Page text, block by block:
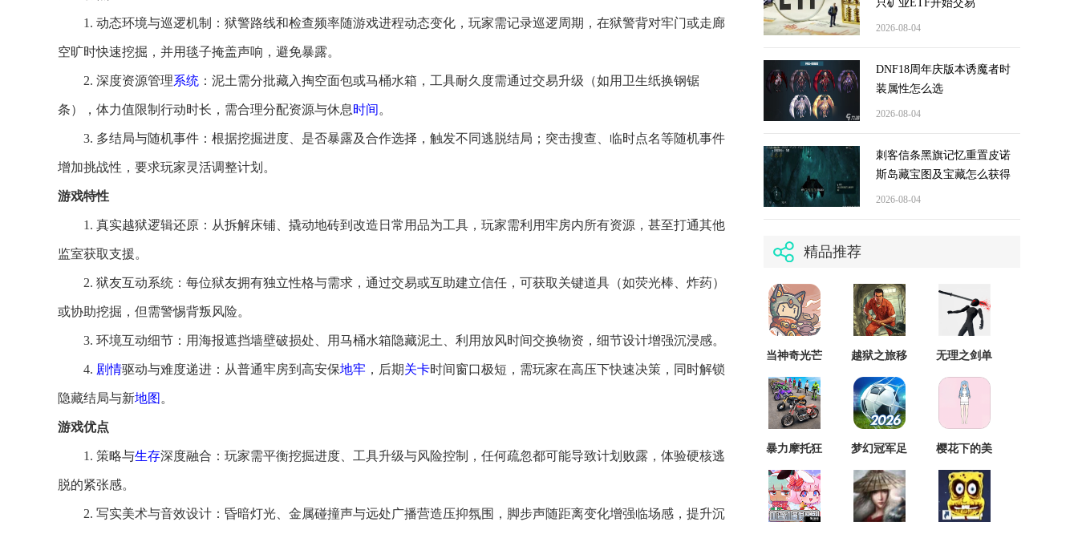
1. 动态环境与巡逻机制：狱警路线和检查频率随游戏进程动态变化，玩家需记录巡逻周期，在狱警背对牢门或走廊
空旷时快速挖掘，并用毯子掩盖声响，避免暴露。
2. 深度资源管理系统 ：泥土需分批藏入掏空面包或马桶水箱，工具耐久度需通过交易升级（如用卫生纸换钢锯
条），体力值限制行动时长，需合理分配资源与休息时间 。
3. 多结局与随机事件：根据挖掘进度、是否暴露及合作选择，触发不同逃脱结局；突击搜查、临时点名等随机事件
增加挑战性，要求玩家灵活调整计划。
游戏特性
1. 真实越狱逻辑还原：从拆解床铺、撬动地砖到改造日常用品为工具，玩家需利用牢房内所有资源，甚至打通其他
监室获取支援。
2. 狱友互动系统：每位狱友拥有独立性格与需求，通过交易或互助建立信任，可获取关键道具（如荧光棒、炸药）
或协助挖掘，但需警惕背叛风险。
3. 环境互动细节：用海报遮挡墙壁破损处、用马桶水箱隐藏泥土、利用放风时间交换物资，细节设计增强沉浸感。
4. 剧情驱动与难度递进：从普通牢房到高安保地牢 ，后期关卡时间窗口极短，需玩家在高压下快速决策，同时解锁
隐藏结局与新地图 。
游戏优点
1. 策略与生存深度融合：玩家需平衡挖掘进度、工具升级与风险控制，任何疏忽都可能导致计划败露，体验硬核逃
脱的紧张感。
2. 写实美术与音效设计：昏暗灯光、金属碰撞声与远处广播营造压抑氛围，脚步声随距离变化增强临场感，提升沉
只矿业ETF开始交易
2026-08-04
DNF18周年庆版本诱魔者时
装属性怎么选
2026-08-04
刺客信条黑旗记忆重置皮诺
斯岛藏宝图及宝藏怎么获得
2026-08-04
精品推荐
当神奇光芒
越狱之旅移
无理之剑单
暴力摩托狂
梦幻冠军足
樱花下的美